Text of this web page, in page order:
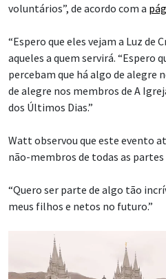
voluntários”, de acordo com a
“Espero que eles vejam a Luz de
aqueles a quem servirá. “Espero
percebam que há algo de alegre
de alegre nos membros de A
dos Últimos Dias.”
Watt observou que este evento
não-membros de todas as partes
“Quero ser parte de algo tão
meus filhos e netos no futuro.”